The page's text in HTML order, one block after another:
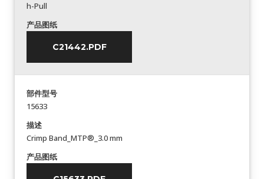
h-Pull
产品图纸
C21442.PDF
部件型号
15633
描述
Crimp Band_MTP®_3.0 mm
产品图纸